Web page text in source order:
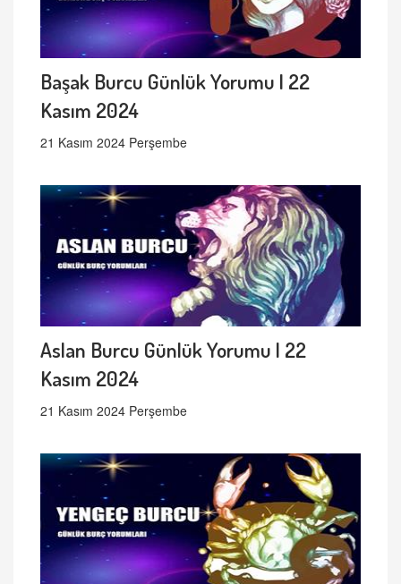
Başak Burcu Günlük Yorumu | 22
Kasım 2024
21 Kasım 2024 Perşembe
Aslan Burcu Günlük Yorumu | 22
Kasım 2024
21 Kasım 2024 Perşembe